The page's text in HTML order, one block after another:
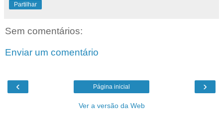
Partilhar
Sem comentários:
Enviar um comentário
‹ ›
Página inicial
Ver a versão da Web